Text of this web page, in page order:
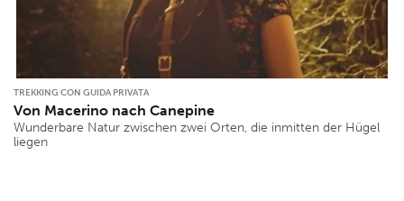
TREKKING CON GUIDA PRIVATA
Von Macerino nach Canepine
Wunderbare Natur zwischen zwei Orten, die inmitten der Hügel
liegen